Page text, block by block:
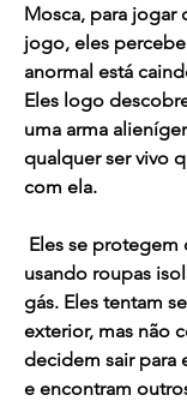
Mosca, para jogar
jogo, eles
anormal está
Eles logo
uma arma
qualquer ser vivo
com ela.
usando roupas
gás. Eles tentam
exterior, mas não
decidem sair para
e encontram